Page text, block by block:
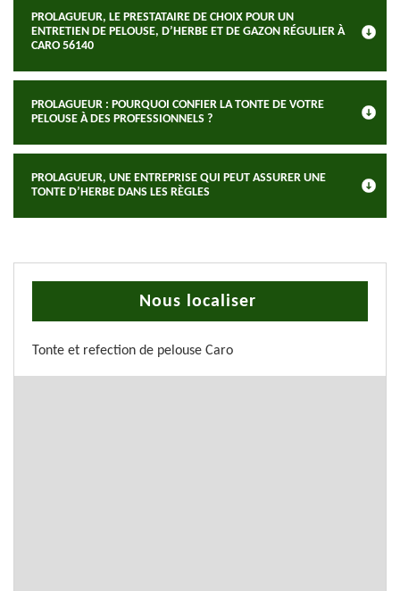
PROLAGUEUR, LE PRESTATAIRE DE CHOIX POUR UN
ENTRETIEN DE PELOUSE, D’HERBE ET DE GAZON RÉGULIER À
CARO 56140
PROLAGUEUR : POURQUOI CONFIER LA TONTE DE VOTRE
PELOUSE À DES PROFESSIONNELS ?
PROLAGUEUR, UNE ENTREPRISE QUI PEUT ASSURER UNE
TONTE D’HERBE DANS LES RÈGLES
Nous localiser
Tonte et refection de pelouse Caro